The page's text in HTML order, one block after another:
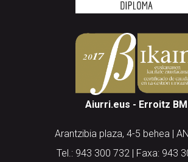
Aiurri.eus - Erroitz BM
Arantzibia plaza, 4-5 behea |
Tel.: 943 300 732 | Faxa: 943